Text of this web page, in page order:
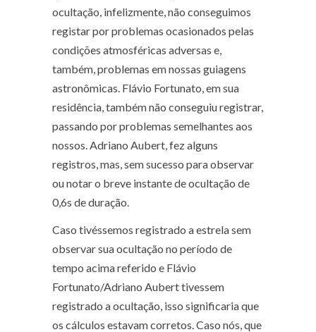
ocultação, infelizmente, não conseguimos
registar por problemas ocasionados pelas
condições atmosféricas adversas e,
também, problemas em nossas guiagens
astronômicas. Flávio Fortunato, em sua
residência, também não conseguiu registrar,
passando por problemas semelhantes aos
nossos. Adriano Aubert, fez alguns
registros, mas, sem sucesso para observar
ou notar o breve instante de ocultação de
0,6s de duração.
Caso tivéssemos registrado a estrela sem
observar sua ocultação no período de
tempo acima referido e Flávio
Fortunato/Adriano Aubert tivessem
registrado a ocultação, isso significaria que
os cálculos estavam corretos. Caso nós, que